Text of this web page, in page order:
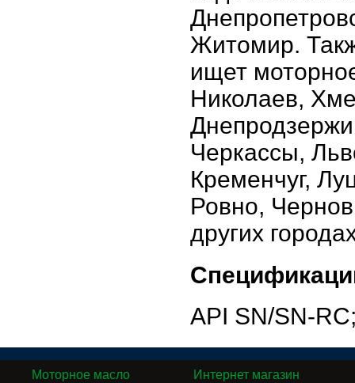
Житомир.
ищет
Николаев,
Черкассы,
Кременчуг,
Ровно,
других
API SN/SN-
Моторное масло Интернет магазин